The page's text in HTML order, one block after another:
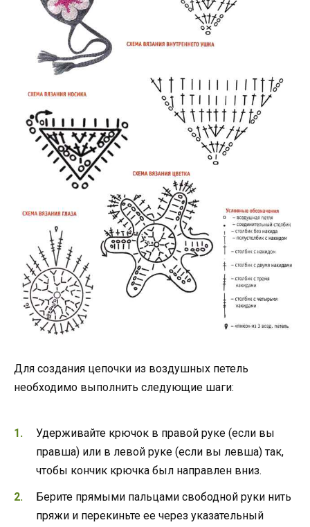
Для создания цепочки из воздушных петель
необходимо выполнить следующие шаги:
Удерживайте крючок в правой руке (если вы
правша) или в левой руке (если вы левша) так,
чтобы кончик крючка был направлен вниз.
Берите прямыми пальцами свободной руки нить
пряжи и перекиньте ее через указательный